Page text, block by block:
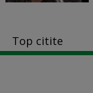
Top citite